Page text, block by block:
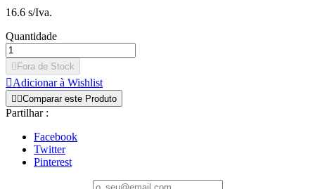
16.6 s/Iva.
Quantidade
 Fora de Stock
Adicionar à Wishlist
 Comparar este Produto
Partilhar :
Facebook
Twitter
Pinterest